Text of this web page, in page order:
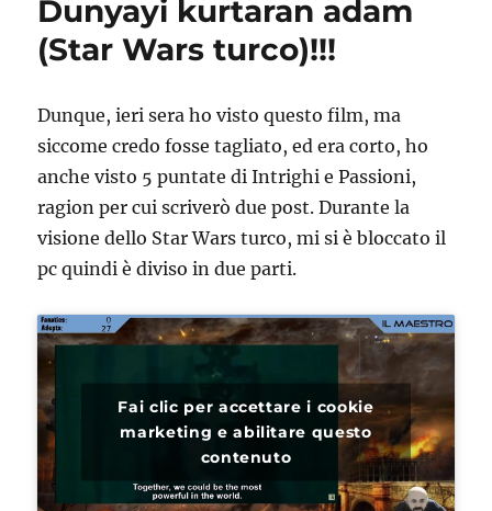
Dunyayi kurtaran adam
(Star Wars turco)!!!
Dunque, ieri sera ho visto questo film, ma
siccome credo fosse tagliato, ed era corto, ho
anche visto 5 puntate di Intrighi e Passioni,
ragion per cui scriverò due post. Durante la
visione dello Star Wars turco, mi si è bloccato il
pc quindi è diviso in due parti.
Fai clic per accettare i cookie
marketing e abilitare questo
contenuto